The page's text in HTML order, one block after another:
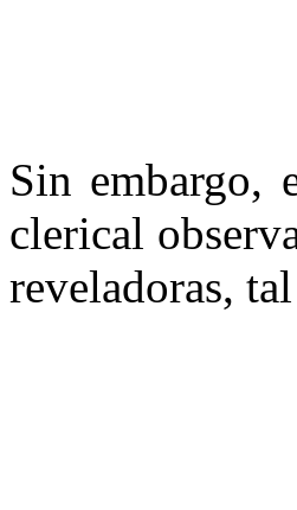
Sin embargo,
clerical
reveladoras,